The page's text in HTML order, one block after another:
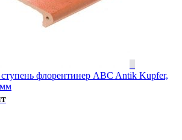
флорентинер ABC Antik Kupfer,